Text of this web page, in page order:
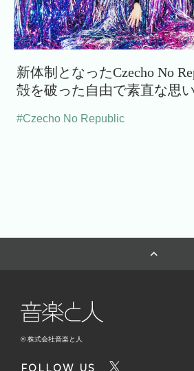
新体制となったCzecho No
殻を破った自由で素直な思い
#Czecho No Republic
© 株式会社音楽と人
FOLLOW US